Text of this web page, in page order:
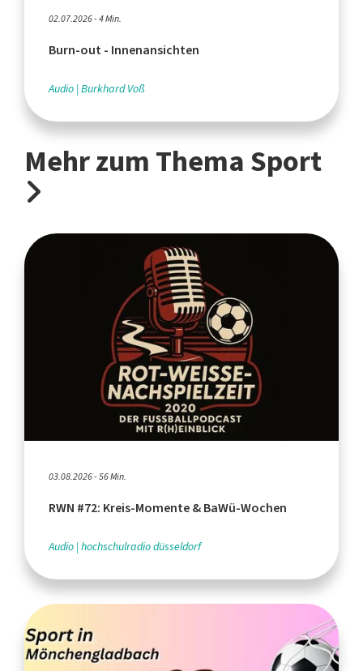
02.07.2026 - 4 Min.
Burn-out - Innenansichten
Audio Burkhard Voß
Mehr zum Thema Sport
03.08.2026 - 56 Min.
RWN #72: Kreis-Momente & BaWü-Wochen
Audio hochschulradio düsseldorf